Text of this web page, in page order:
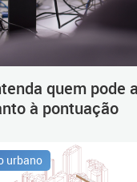
quem pode
à pontuação
urbano